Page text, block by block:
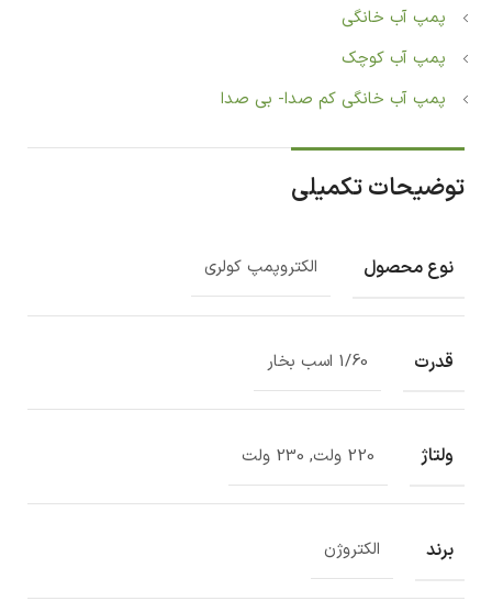
پمپ آب خانگی
پمپ آب کوچک
پمپ آب خانگی کم صدا- بی صدا
توضیحات تکمیلی
نوع محصول الکتروپمپ کولری
قدرت 1/60 اسب بخار
ولتاژ 220 ولت, 230 ولت
برند الکتروژن